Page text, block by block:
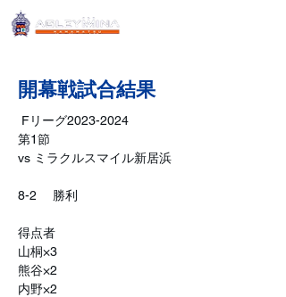
開幕戦試合結果
Fリーグ2023-2024
第1節
vs ミラクルスマイル新居浜
8-2 　勝利
得点者
山桐×3
熊谷×2
内野×2